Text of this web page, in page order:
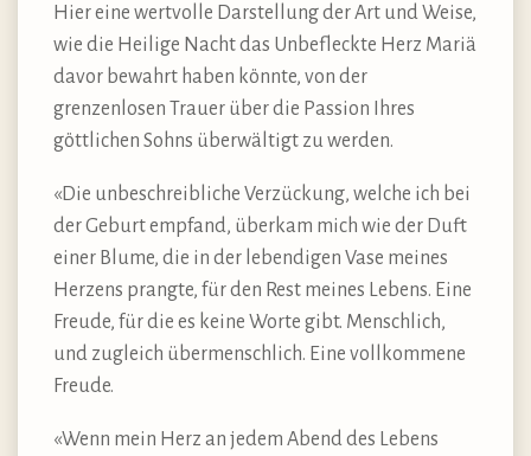
Hier eine wertvolle Darstellung der Art und Weise,
wie die Heilige Nacht das Unbefleckte Herz Mariä
davor bewahrt haben könnte, von der
grenzenlosen Trauer über die Passion Ihres
göttlichen Sohns überwältigt zu werden.
«Die unbeschreibliche Verzückung, welche ich bei
der Geburt empfand, überkam mich wie der Duft
einer Blume, die in der lebendigen Vase meines
Herzens prangte, für den Rest meines Lebens. Eine
Freude, für die es keine Worte gibt. Menschlich,
und zugleich übermenschlich. Eine vollkommene
Freude.
«Wenn mein Herz an jedem Abend des Lebens